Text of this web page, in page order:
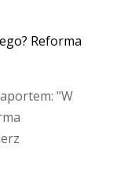
Reforma
"W